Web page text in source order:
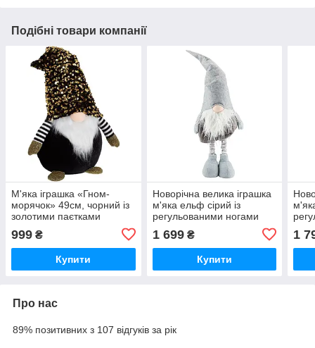
Подібні товари компанії
М'яка іграшка «Гном-
морячок» 49см, чорний із
золотими паєтками
999 ₴
Купити
Новорічна велика іграшка
м'яка ельф сірий із
регульованими ногами
1 699₴
Купити
1
Про нас
89% позитивних з 107 відгуків за рік